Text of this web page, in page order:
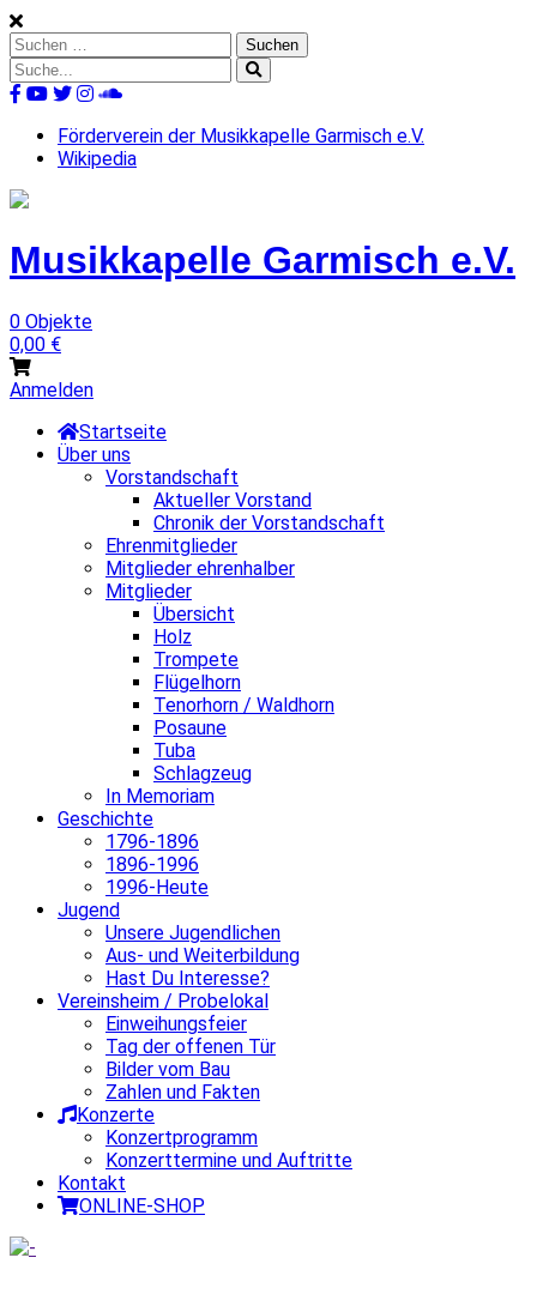
Skip
to
content
Suchen
nach:
Suche
nach:
Förderverein der Musikkapelle Garmisch e.V.
Wikipedia
Musikkapelle Garmisch e.V.
0 Objekte
0,00 €
Anmelden
Startseite
Über uns
Vorstandschaft
Aktueller Vorstand
Chronik der Vorstandschaft
Ehrenmitglieder
Mitglieder ehrenhalber
Mitglieder
Übersicht
Holz
Trompete
Flügelhorn
Tenorhorn / Waldhorn
Posaune
Tuba
Schlagzeug
In Memoriam
Geschichte
1796-1896
1896-1996
1996-Heute
Jugend
Unsere Jugendlichen
Aus- und Weiterbildung
Hast Du Interesse?
Vereinsheim / Probelokal
Einweihungsfeier
Tag der offenen Tür
Bilder vom Bau
Zahlen und Fakten
Konzerte
Konzertprogramm
Konzerttermine und Auftritte
Kontakt
ONLINE-SHOP